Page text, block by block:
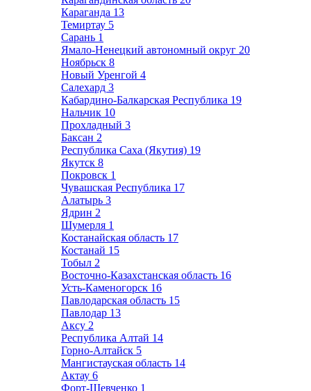
Караганда 13
Темиртау 5
Сарань 1
Ямало-Ненецкий автономный округ 20
Ноябрьск 8
Новый Уренгой 4
Салехард 3
Кабардино-Балкарская Республика 19
Нальчик 10
Прохладный 3
Баксан 2
Республика Саха (Якутия) 19
Якутск 8
Покровск 1
Чувашская Республика 17
Алатырь 3
Ядрин 2
Шумерля 1
Костанайская область 17
Костанай 15
Тобыл 2
Восточно-Казахстанская область 16
Усть-Каменогорск 16
Павлодарская область 15
Павлодар 13
Аксу 2
Республика Алтай 14
Горно-Алтайск 5
Мангистауская область 14
Актау 6
Форт-Шевченко 1